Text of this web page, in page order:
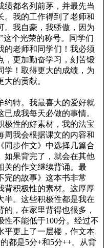
绩都名列前茅，并最先当
。我的工作得到了老师和
。我自豪，我骄傲，因为
这个光荣的称号。同学们
的老师和同学们！我必须
，更加勤奋学习，刻苦锻
学！取得更大的成绩，为
的贡献。
特。我最喜大的爱好就
成我每天必做的事情。
极性的好素材，我的法宝
周我会根据课文的内容和
同步作文》中选择几篇合
如果背完了，就会在其他
关的作文继续背诵。最
完的故事》这本书非常
背积极性的素材。这厚厚
半。这些积极性都是我在
，在家里背得也很多，
性不能低于100分。经过不
平更上了一层楼，作文本
都是5分+和5分++。从背